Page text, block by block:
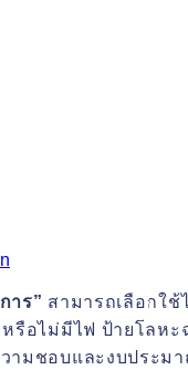
าร” สามารถเลือกใช้
หรือไม่มีไฟ ป้ายโลห
ามชอบและงบประม